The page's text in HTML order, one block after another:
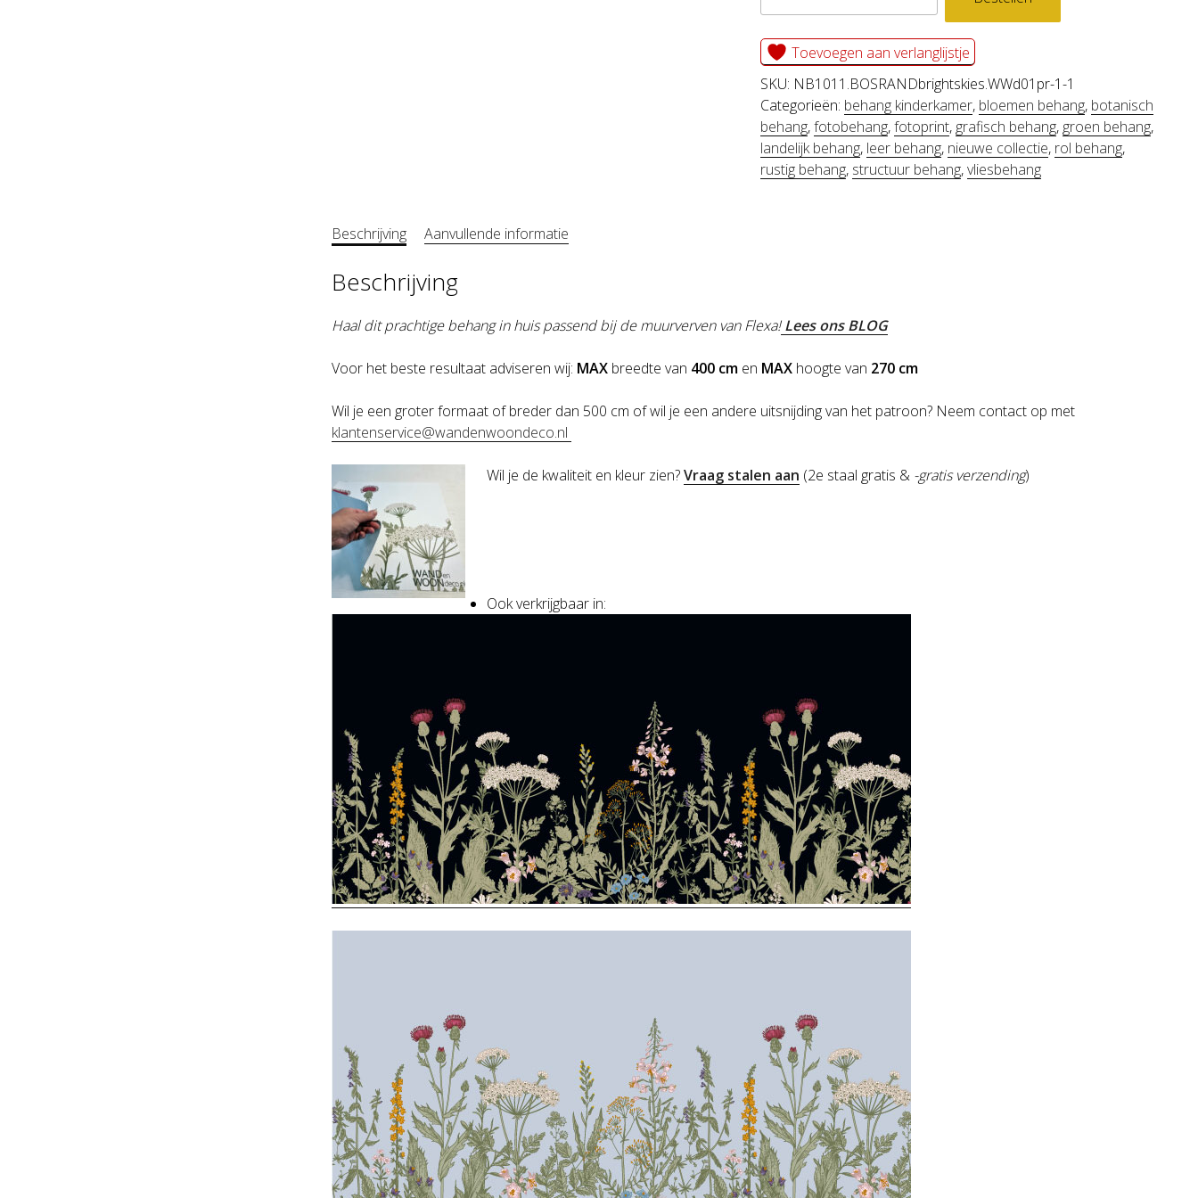
BERGVENKEL
wit
aantal
Toevoegen aan verlanglijstje
SKU: NB1011.BOSRANDbrightskies.WWd01pr-1-1
Categorieën: behang kinderkamer, bloemen behang, botanisch
behang,fotobehang,fotoprint, grafisch behang, groen behang,
landelijk behang, leer behang, nieuwe collectie, rol behang,
rustig behang, structuur behang,vliesbehang
Beschrijving Aanvullende informatie
Beschrijving
Haal dit prachtige behang in huis passend bij de muurverven van Flexa!Lees ons BLOG
Voor het beste resultaat adviseren wij: MAX breedte van 400 cm en MAX hoogte van 270 cm
Wil je een groter formaat of breder dan 500 cm of wil je een andere uitsnijding van het patroon? Neem contact op met
klantenservice@wandenwoondeco.nl
Wil je de kwaliteit en kleur zien?Vraag stalen aan (2e staal gratis & -gratis verzending)
Ook verkrijgbaar in: